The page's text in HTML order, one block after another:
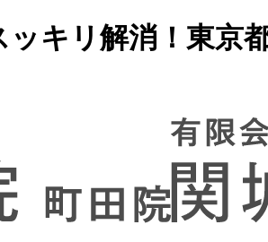
キリ解消！東京